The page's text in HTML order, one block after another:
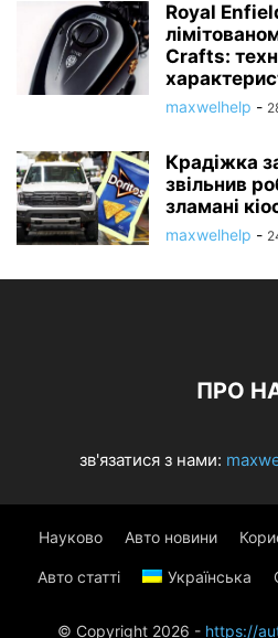
Royal
Crafts:
maxwelhelp -
Крадіжка
звільнив
зламані
maxwelhelp -
ПРО
зв'язатися з нами:
Науково Авто новини
Авто статті Українська
© Copyright 2026 - https://